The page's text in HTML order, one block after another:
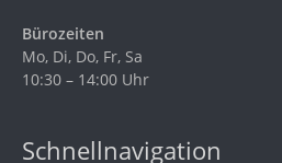
Bürozeiten
Mo, Di, Do, Fr, Sa
10:30 – 14:00 Uhr
Schnellnavigation